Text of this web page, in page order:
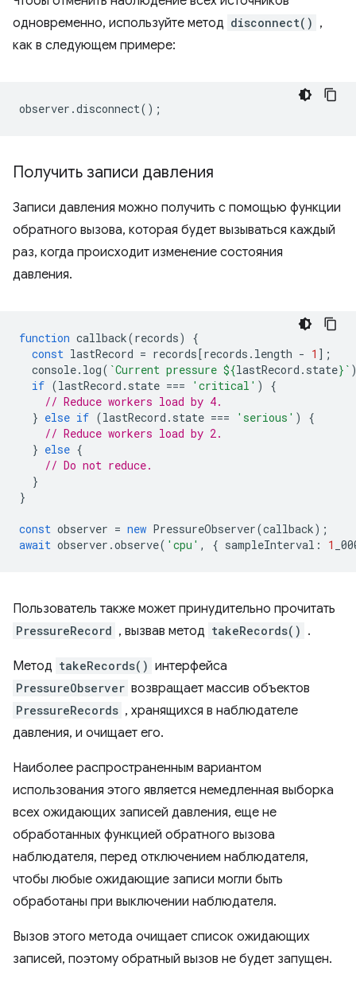
одновременно, используйте метод disconnect() ,
как в следующем примере:
observer .disconnect();
Получить записи давления
Записи давления можно получить с помощью функции
обратного вызова, которая будет вызываться каждый
раз, когда происходит изменение состояния
давления.
function callback(records)
{
const lastRecord = records[records . length - 1 ];
console. log( `Current pressure ${lastRecord . state} `
if (lastRecord . state === 'critical' )
{
// Reduce workers load by 4.
} else if (lastRecord . state === 'serious' )
{
// Reduce workers load by 2.
} else {
// Do not reduce.
}
}
const observer = new PressureObserver(callback);
await observer .observe( 'cpu' , { sampleInterval : 1
Пользователь также может принудительно прочитать
PressureRecord , вызвав метод takeRecords() .
Метод takeRecords() интерфейса
PressureObserver возвращает массив объектов
PressureRecords , хранящихся в наблюдателе
давления, и очищает его.
Наиболее распространенным вариантом
использования этого является немедленная выборка
всех ожидающих записей давления, еще не
обработанных функцией обратного вызова
наблюдателя, перед отключением наблюдателя,
чтобы любые ожидающие записи могли быть
обработаны при выключении наблюдателя.
Вызов этого метода очищает список ожидающих
записей, поэтому обратный вызов не будет запущен.